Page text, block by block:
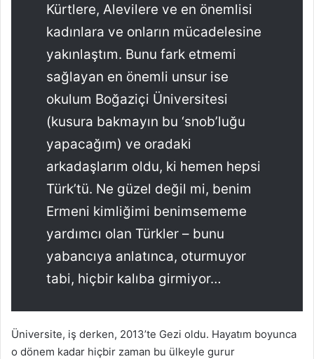
Kürtlere, Alevilere ve en önemlisi
kadınlara ve onların mücadelesine
yakınlaştım. Bunu fark etmemi
sağlayan en önemli unsur ise
okulum Boğaziçi Üniversitesi
(kusura bakmayın bu ‘snob’luğu
yapacağım) ve oradaki
arkadaşlarım oldu, ki hemen hepsi
Türk’tü. Ne güzel değil mi, benim
Ermeni kimliğimi benimsememe
yardımcı olan Türkler – bunu
yabancıya anlatınca, oturmuyor
tabi, hiçbir kalıba girmiyor…
Üniversite, iş derken, 2013’te Gezi oldu. Hayatım boyunca
o dönem kadar hiçbir zaman bu ülkeyle gurur